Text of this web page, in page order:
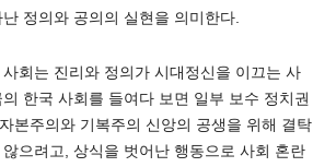
정의와 공의의 실현을 의미한다.
회는 진리와 정의가 시대정신을 이끄는 사
한국 사회를 들여다 보면 일부 보수 정치권
본주의와 기복주의 신앙의 공생을 위해 결탁
으려고, 상식을 벗어난 행동으로 사회 혼란